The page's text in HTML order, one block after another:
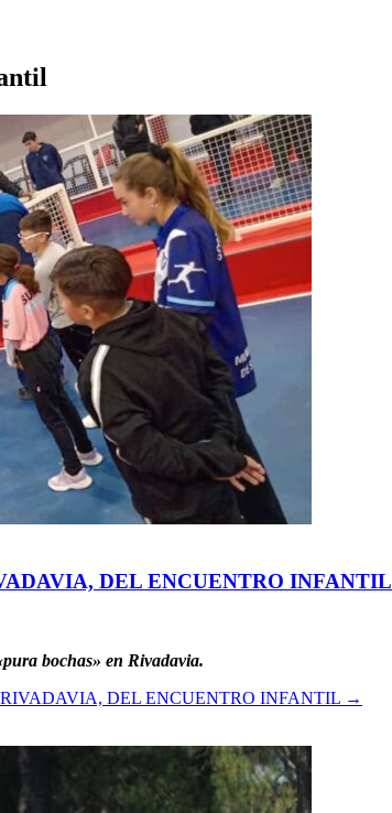
DEL ENCUENTRO INFANTIL
bochas» en Rivadavia.
DEL ENCUENTRO INFANTIL →